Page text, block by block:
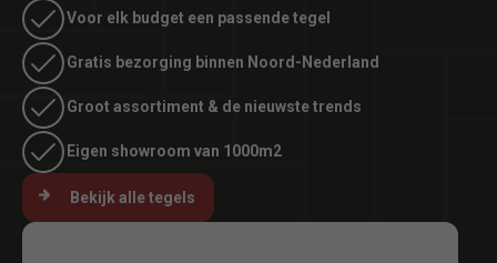
Voor elk budget een passende tegel
Gratis bezorging binnen Noord-Nederland
Groot assortiment & de nieuwste trends
Eigen showroom van 1000m2
Bekijk alle tegels